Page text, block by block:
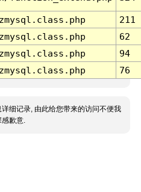
211
62
94
76
细记录, 由此给您带来的访问不便我
感歉意.